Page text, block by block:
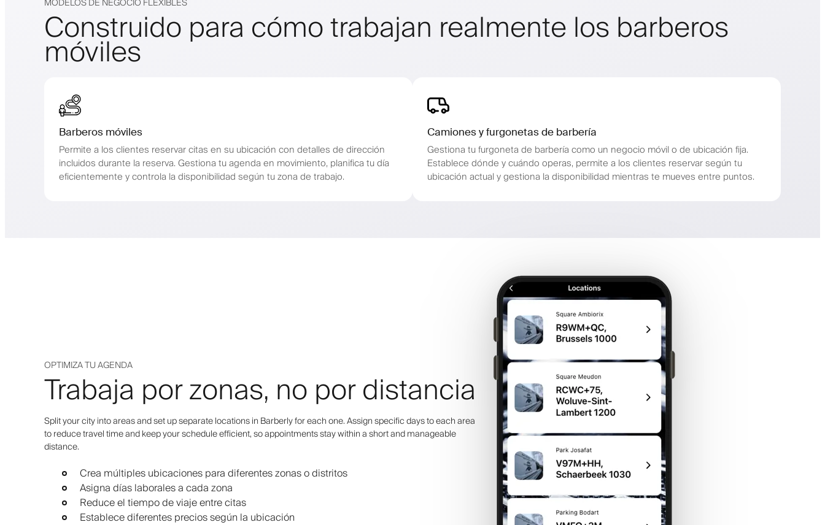
Construido para cómo trabajan realmente los barberos
móviles
Barberos móviles
Permite a los clientes reservar citas en su ubicación con detalles de dirección
incluidos durante la reserva. Gestiona tu agenda en movimiento, planifica tu día
eficientemente y controla la disponibilidad según tu zona de trabajo.
Camiones y furgonetas de barbería
Gestiona tu furgoneta de barbería como un negocio móvil o de ubicación fija.
Establece dónde y cuándo operas, permite a los clientes reservar según tu
ubicación actual y gestiona la disponibilidad mientras te mueves entre puntos.
OPTIMIZA TU AGENDA
Trabaja por zonas, no por distancia
Split your city into areas and set up separate locations in Barberly for each one. Assign specific days to each area
to reduce travel time and keep your schedule efficient, so appointments stay within a short and manageable
distance.
Crea múltiples ubicaciones para diferentes zonas o distritos
Asigna días laborales a cada zona
Reduce el tiempo de viaje entre citas
Establece diferentes precios según la ubicación